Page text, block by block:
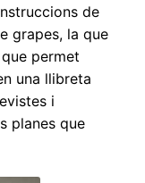
menú
de
grapes, la que
permet
una llibreta
i
planes que